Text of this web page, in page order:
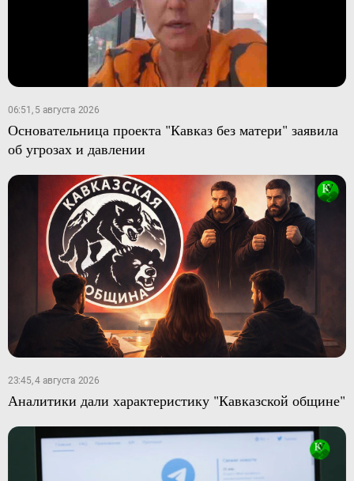
06:51, 5 августа 2026
Основательница проекта "Кавказ без матери" заявила
об угрозах и давлении
23:45, 4 августа 2026
Аналитики дали характеристику "Кавказской общине"